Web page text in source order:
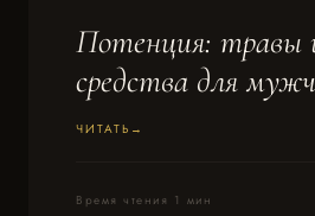
Потенция: травы
средства для
ЧИТАТЬ
Время чтения 1 мин